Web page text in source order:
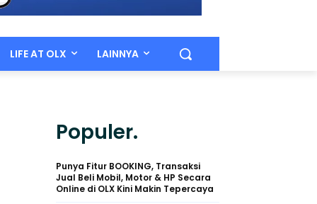
LIFE AT OLX LAINNYA
Populer.
Punya Fitur BOOKING, Transaksi
Jual Beli Mobil, Motor & HP Secara
Online di OLX Kini Makin Tepercaya